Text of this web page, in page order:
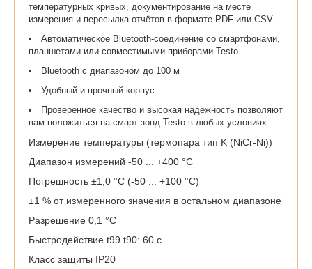
температурных кривых, документирование на месте
измерения и пересылка отчётов в формате PDF или CSV
Автоматическое Bluetooth-соединение со смартфонами,
планшетами или совместимыми приборами Testo
Bluetooth с диапазоном до 100 м
Удобный и прочный корпус
Проверенное качество и высокая надёжность позволяют
вам положиться на смарт-зонд Testo в любых условиях
Измерение температуры (термопара тип K (NiCr-Ni))
Диапазон измерений -50 ... +400 °C
Погрешность ±1,0 °C (-50 ... +100 °C)
±1 % от измеренного значения в остальном диапазоне
Разрешение 0,1 °C
Быстродействие t99 t90: 60 с.
Класс защиты IP20